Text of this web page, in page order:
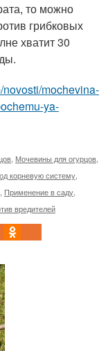
то можно
грибковых
хватит 30
mochevina-
ya-
Мочевины для огурцов
корневую систему
Применение в саду
вредителей